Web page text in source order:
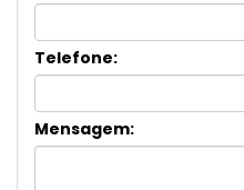
Telefone:
Mensagem: